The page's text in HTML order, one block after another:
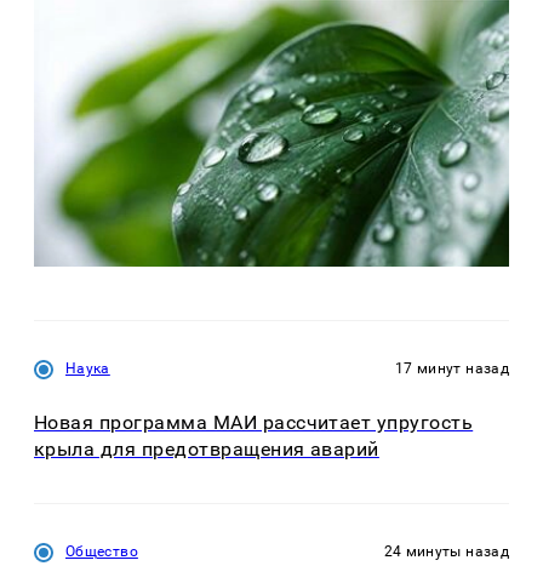
Наука 17 минут назад
Новая программа МАИ рассчитает упругость
крыла для предотвращения аварий
Общество 24 минуты назад